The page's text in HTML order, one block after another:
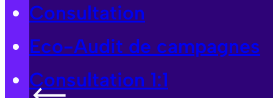
Consultation
Eco-Audit de campagnes
Consultation 1:1